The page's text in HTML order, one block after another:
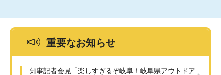
重要なお知らせ
知事記者会見「楽しすぎるぞ岐阜！岐阜県アウトドア